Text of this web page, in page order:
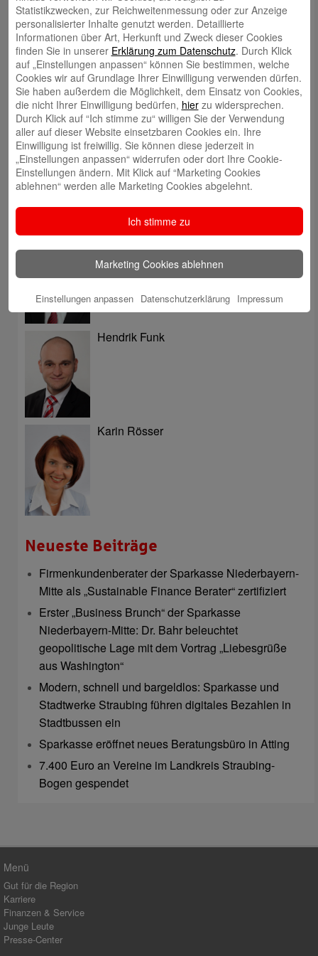
Thomas Schweikl
Susanne Beck
Robert Elsberger
Hendrik Funk
Karin Rösser
Neueste Beiträge
Firmenkundenberater der Sparkasse Niederbayern-
Mitte als „Sustainable Finance Berater“ zertifiziert
Erster „Business Brunch“ der Sparkasse
Niederbayern-Mitte: Dr. Bahr beleuchtet
geopolitische Lage mit dem Vortrag „Liebesgrüße
aus Washington“
Modern, schnell und bargeldlos: Sparkasse und
Stadtwerke Straubing führen digitales Bezahlen in
Stadtbussen ein
Sparkasse eröffnet neues Beratungsbüro in Atting
7.400 Euro an Vereine im Landkreis Straubing-
Bogen gespendet
Menü
Gut für die Region
Karriere
Finanzen & Service
Junge Leute
Presse-Center
Statistikzwecken, zur Reichweitenmessung oder zur Anzeige
personalisierter Inhalte genutzt werden. Detaillierte
Informationen über Art, Herkunft und Zweck dieser Cookies
finden Sie in unserer Erklärung zum Datenschutz. Durch Klick
auf „Einstellungen anpassen“ können Sie bestimmen, welche
Cookies wir auf Grundlage Ihrer Einwilligung verwenden dürfen.
Sie haben außerdem die Möglichkeit, dem Einsatz von Cookies,
die nicht Ihrer Einwilligung bedürfen, hierzu widersprechen.
Durch Klick auf “Ich stimme zu“ willigen Sie der Verwendung
aller auf dieser Website einsetzbaren Cookies ein. Ihre
Einwilligung ist freiwillig. Sie können diese jederzeit in
„Einstellungen anpassen“ widerrufen oder dort Ihre Cookie-
Einstellungen ändern. Mit Klick auf “Marketing Cookies
ablehnen“ werden alle Marketing Cookies abgelehnt.
Ich stimme zu
Marketing Cookies ablehnen
Einstellungen anpassen Datenschutzerklärung Impressum